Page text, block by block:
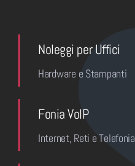
Noleggi per Uffici
Hardware e Stampanti
Fonia VoIP
Internet, Reti e Telefonia